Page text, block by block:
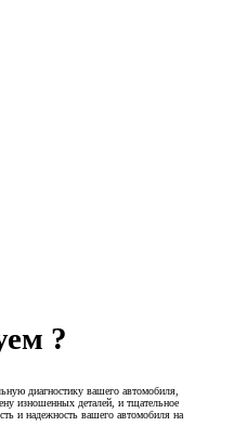
?
диагностику вашего автомобиля,
изношенных деталей, и тщательное
и надежность вашего автомобиля на